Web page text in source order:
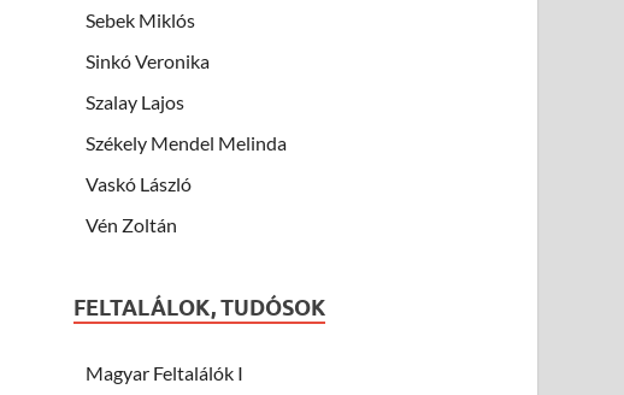
Sebek Miklós
Sinkó Veronika
Szalay Lajos
Székely Mendel Melinda
Vaskó László
Vén Zoltán
FELTALÁLOK, TUDÓSOK
Magyar Feltalálók I